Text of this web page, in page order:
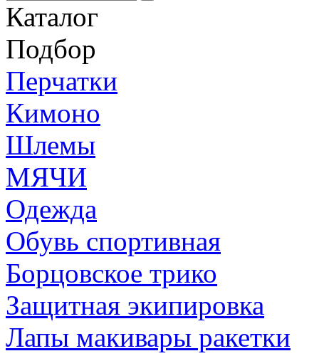
Каталог
Подбор
Перчатки
Кимоно
Шлемы
МЯЧИ
Одежда
Обувь спортивная
Борцовское трико
Защитная экипировка
Лапы макивары ракетки